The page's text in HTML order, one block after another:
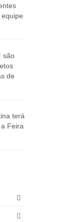
são
de
terá
Feira